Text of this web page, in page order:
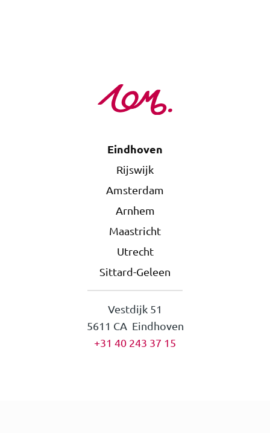
Eindhoven
Rijswijk
Amsterdam
Arnhem
Maastricht
Utrecht
Sittard-Geleen
Vestdijk 51
5611 CA Eindhoven
+31 40 243 37 15